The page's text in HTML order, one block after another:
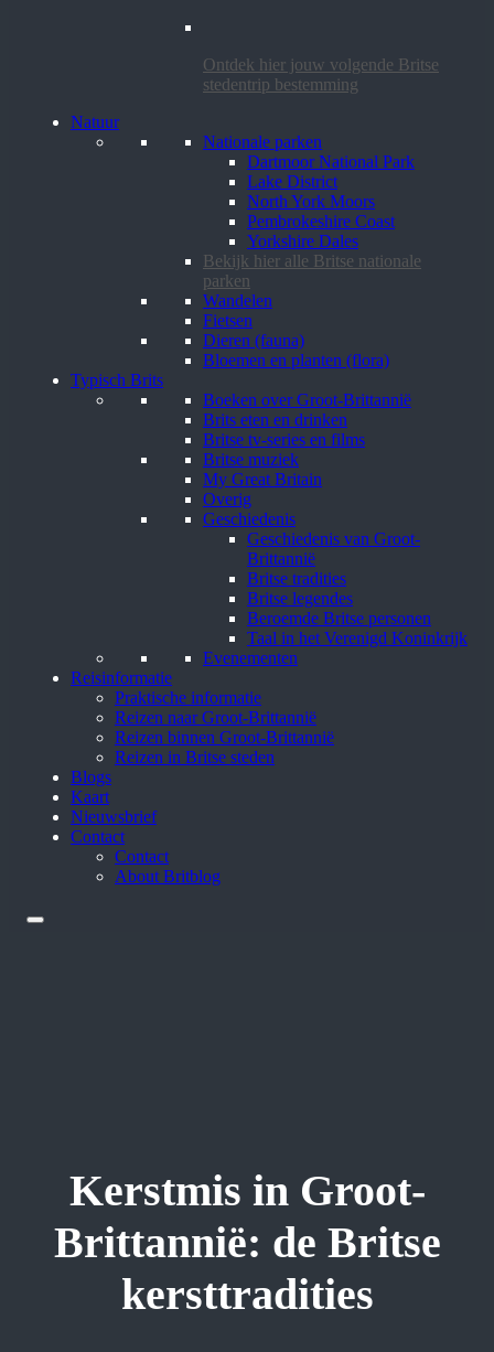
Ontdek hier jouw volgende Britse
stedentrip bestemming
Natuur
Nationale parken
Dartmoor National Park
Lake District
North York Moors
Pembrokeshire Coast
Yorkshire Dales
Bekijk hier alle Britse nationale
parken
Wandelen
Fietsen
Dieren (fauna)
Bloemen en planten (flora)
Typisch Brits
Boeken over Groot-Brittannië
Brits eten en drinken
Britse tv-series en films
Britse muziek
My Great Britain
Overig
Geschiedenis
Geschiedenis van Groot-
Brittannië
Britse tradities
Britse legendes
Beroemde Britse personen
Taal in het Verenigd Koninkrijk
Evenementen
Reisinformatie
Praktische informatie
Reizen naar Groot-Brittannië
Reizen binnen Groot-Brittannië
Reizen in Britse steden
Blogs
Kaart
Nieuwsbrief
Contact
Contact
About Britblog
Kerstmis in Groot-
Brittannië: de Britse
kersttradities